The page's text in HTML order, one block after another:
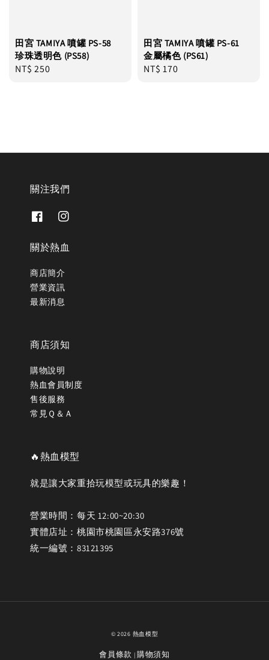
田宮 TAMIYA 噴罐 PS-58
珍珠透明色 (PS58)
Regular
NT$ 250
田宮 TAMIYA 噴罐 PS-61
金屬橘色 (PS61)
Regular
NT$ 170
關注我們
關於熱血
商店簡介
營業資訊
最新消息
商店須知
購物說明
熱血會員制度
售後服務
常見Ｑ＆Ａ
🔥熱血模型
就是讓大家重拾玩模型或玩具的樂趣！
營業時間：每天 12:00~20:30
實體店址：桃園市桃園區永安路376號
統一編號：83121395
© 2026 熱血模型
會員條款 |購物須知